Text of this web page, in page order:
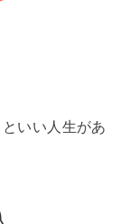
いい人生があ